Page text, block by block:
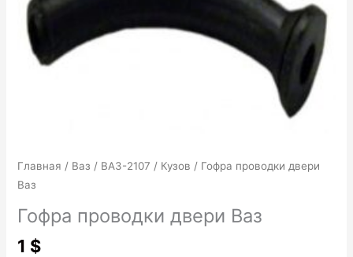
Главная / Ваз / ВАЗ-2107 / Кузов / Гофра проводки двери
Ваз
Гофра проводки двери Ваз
1 $
Ваз